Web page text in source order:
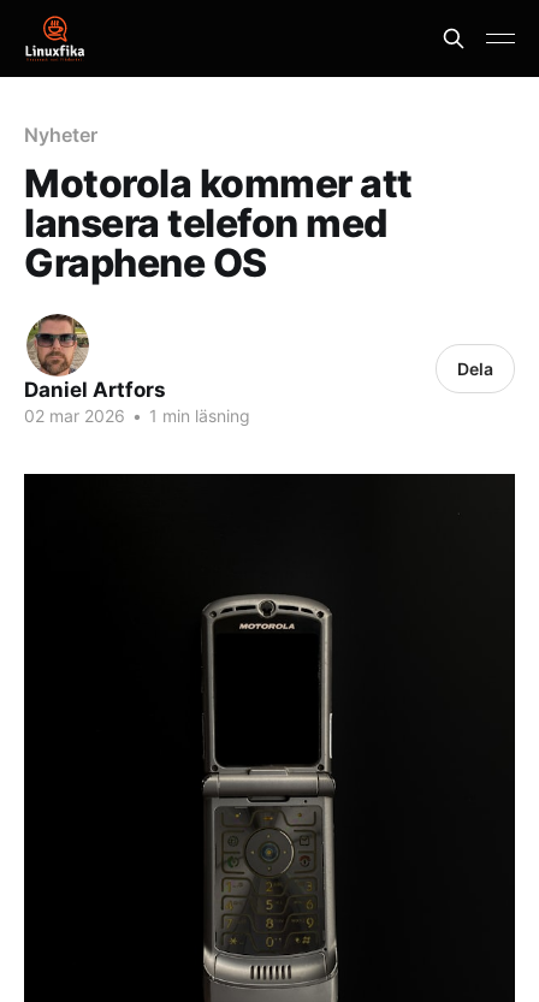
Nyheter
Motorola kommer att
lansera telefon med
Graphene OS
Daniel Artfors
02 mar 2026 • 1 min läsning
Dela